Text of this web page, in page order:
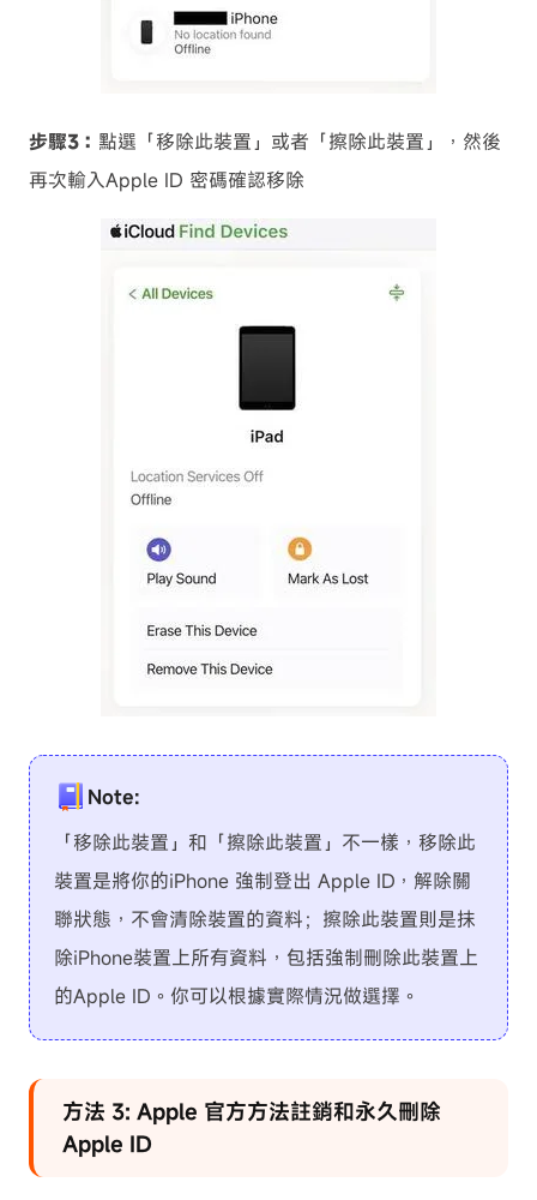
步驟3： 點選「移除此裝置」或者「擦除此裝置」，然後
再次輸入Apple ID 密碼確認移除
Note:
「移除此裝置」和「擦除此裝置」不一樣，移除此
裝置是將你的iPhone 強制登出 Apple ID，解除關
聯狀態，不會清除裝置的資料；擦除此裝置則是抹
除iPhone裝置上所有資料，包括強制刪除此裝置上
的Apple ID。你可以根據實際情況做選擇。
方法 3: Apple 官方方法註銷和永久刪除
Apple ID